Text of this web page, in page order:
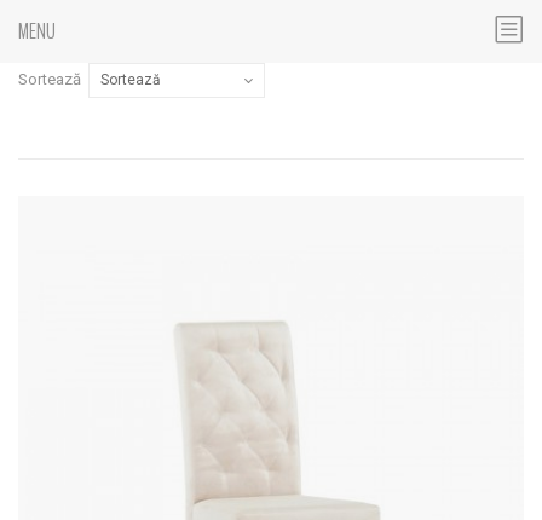
MENU
Sortează Sortează